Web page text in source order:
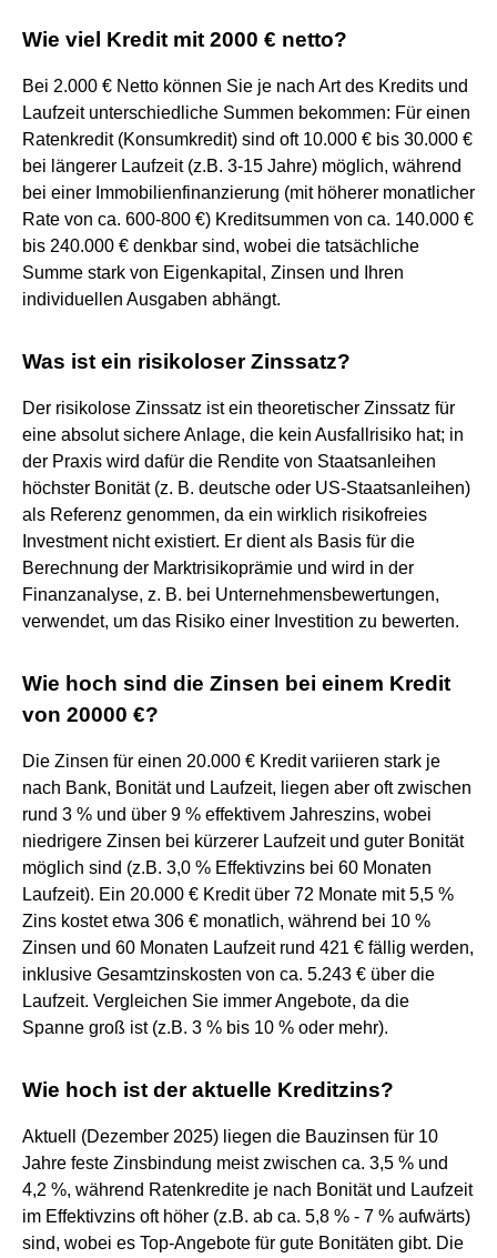
Wie viel Kredit mit 2000 € netto?
Bei 2.000 € Netto können Sie je nach Art des Kredits und
Laufzeit unterschiedliche Summen bekommen: Für einen
Ratenkredit (Konsumkredit) sind oft 10.000 € bis 30.000 €
bei längerer Laufzeit (z.B. 3-15 Jahre) möglich, während
bei einer Immobilienfinanzierung (mit höherer monatlicher
Rate von ca. 600-800 €) Kreditsummen von ca. 140.000 €
bis 240.000 € denkbar sind, wobei die tatsächliche
Summe stark von Eigenkapital, Zinsen und Ihren
individuellen Ausgaben abhängt.
Was ist ein risikoloser Zinssatz?
Der risikolose Zinssatz ist ein theoretischer Zinssatz für
eine absolut sichere Anlage, die kein Ausfallrisiko hat; in
der Praxis wird dafür die Rendite von Staatsanleihen
höchster Bonität (z. B. deutsche oder US-Staatsanleihen)
als Referenz genommen, da ein wirklich risikofreies
Investment nicht existiert. Er dient als Basis für die
Berechnung der Marktrisikoprämie und wird in der
Finanzanalyse, z. B. bei Unternehmensbewertungen,
verwendet, um das Risiko einer Investition zu bewerten.
Wie hoch sind die Zinsen bei einem Kredit
von 20000 €?
Die Zinsen für einen 20.000 € Kredit variieren stark je
nach Bank, Bonität und Laufzeit, liegen aber oft zwischen
rund 3 % und über 9 % effektivem Jahreszins, wobei
niedrigere Zinsen bei kürzerer Laufzeit und guter Bonität
möglich sind (z.B. 3,0 % Effektivzins bei 60 Monaten
Laufzeit). Ein 20.000 € Kredit über 72 Monate mit 5,5 %
Zins kostet etwa 306 € monatlich, während bei 10 %
Zinsen und 60 Monaten Laufzeit rund 421 € fällig werden,
inklusive Gesamtzinskosten von ca. 5.243 € über die
Laufzeit. Vergleichen Sie immer Angebote, da die
Spanne groß ist (z.B. 3 % bis 10 % oder mehr).
Wie hoch ist der aktuelle Kreditzins?
Aktuell (Dezember 2025) liegen die Bauzinsen für 10
Jahre feste Zinsbindung meist zwischen ca. 3,5 % und
4,2 %, während Ratenkredite je nach Bonität und Laufzeit
im Effektivzins oft höher (z.B. ab ca. 5,8 % - 7 % aufwärts)
sind, wobei es Top-Angebote für gute Bonitäten gibt. Die